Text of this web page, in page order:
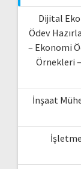
Dijital
Ödev
– Ekonomi
Örnekleri
İnşaat